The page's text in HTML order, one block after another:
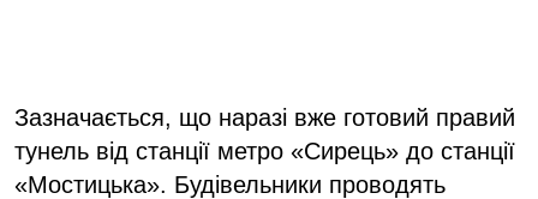
Зазначається, що наразі вже готовий правий
тунель від станції метро «Сирець» до станції
«Мостицька». Будівельники проводять